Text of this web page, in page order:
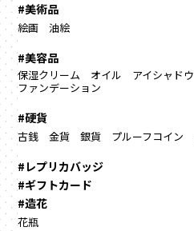
#美術品
絵画 油絵
#美容品
保湿クリーム オイル アイシャドウ
ファンデーション
#硬貨
古銭 金貨 銀貨 プルーフコイン
#レプリカバッジ
#ギフトカード
#造花
花瓶